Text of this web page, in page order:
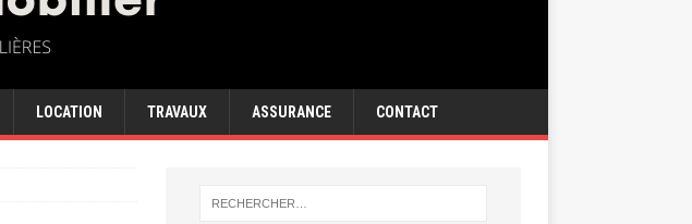
LOCATION TRAVAUX ASSURANCE CONTACT